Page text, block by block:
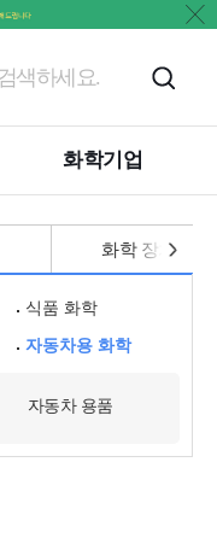
화학기업
화학 장치
식품 화학
자동차용 화학
자동차 용품